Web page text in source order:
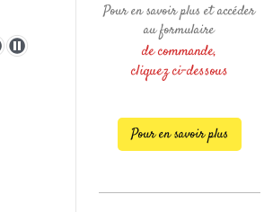
Pour en savoir plus et accéder
au formulaire
de commande,
cliquez ci-dessous
Pour en savoir plus